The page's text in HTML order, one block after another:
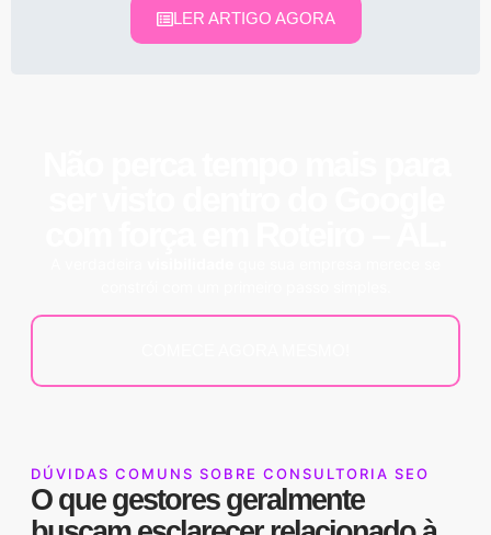
LER ARTIGO AGORA
DÚVIDAS COMUNS SOBRE CONSULTORIA SEO
O que gestores geralmente